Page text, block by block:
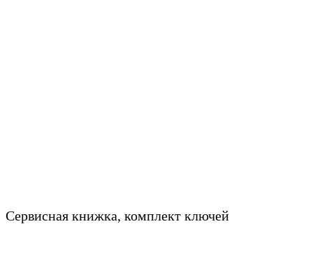
Сервисная книжка, комплект ключей